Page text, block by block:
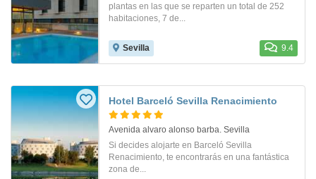
plantas en las que se reparten un total de 252
habitaciones, 7 de...
Sevilla 9.4
Hotel Barceló Sevilla Renacimiento
Avenida alvaro alonso barba. Sevilla
Si decides alojarte en Barceló Sevilla
Renacimiento, te encontrarás en una fantástica
zona de...